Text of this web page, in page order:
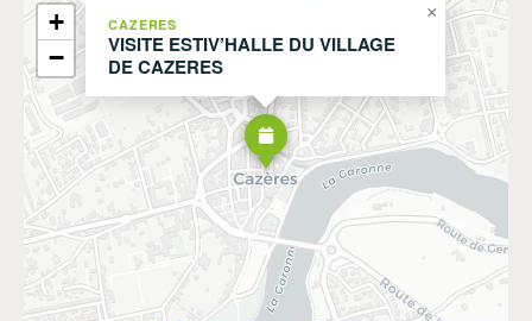
CAZERES
VISITE ESTIV’HALLE DU VILLAGE
DE CAZERES
×
+
−